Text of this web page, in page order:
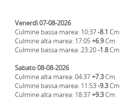
Venerdì 07-08-2026
Culmine bassa marea: 10:37-8.1 Cm
Culmine alta marea: 17:05+6.9Cm
Culmine bassa marea: 23:20-1.8Cm
Sabato 08-08-2026
Culmine alta marea: 04:37+7.3Cm
Culmine bassa marea: 11:53-9.3Cm
Culmine alta marea: 18:37+9.3Cm